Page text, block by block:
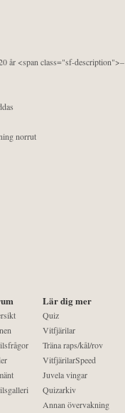
<span class="sf-
norrut
Lär dig mer
Quiz
Vitfjärilar
Träna raps/kål/rov
VitfjärilarSpeed
Juvela vingar
Quizarkiv
Annan övervakning